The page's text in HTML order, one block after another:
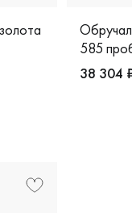
золото 585
585
38 304